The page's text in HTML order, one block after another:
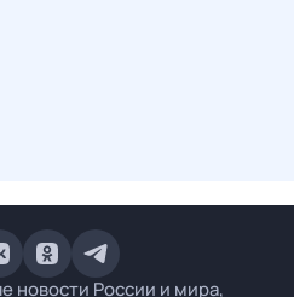
новости России и мира,